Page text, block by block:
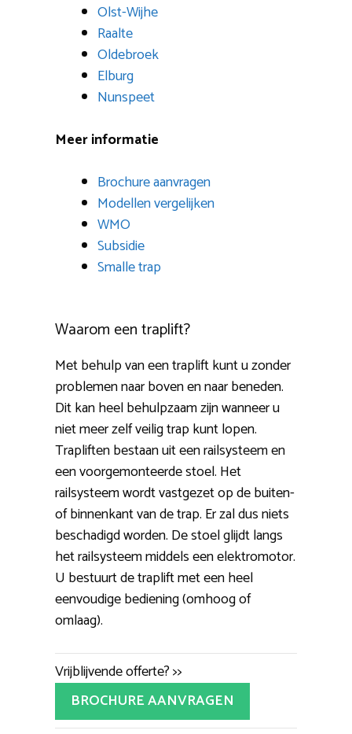
Olst-Wijhe
Raalte
Oldebroek
Elburg
Nunspeet
Meer informatie
Brochure aanvragen
Modellen vergelijken
WMO
Subsidie
Smalle trap
Waarom een traplift?
Met behulp van een traplift kunt u zonder
problemen naar boven en naar beneden.
Dit kan heel behulpzaam zijn wanneer u
niet meer zelf veilig trap kunt lopen.
Trapliften bestaan uit een railsysteem en
een voorgemonteerde stoel. Het
railsysteem wordt vastgezet op de buiten-
of binnenkant van de trap. Er zal dus niets
beschadigd worden. De stoel glijdt langs
het railsysteem middels een elektromotor.
U bestuurt de traplift met een heel
eenvoudige bediening (omhoog of
omlaag).
Vrijblijvende offerte? >>
BROCHURE AANVRAGEN